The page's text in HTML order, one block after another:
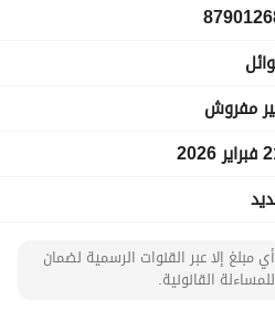
الخاصة مع فريق ساتل
مفروش
2026
مبلغ إلا عبر القنوات الرسمية لضمان
القانونية.